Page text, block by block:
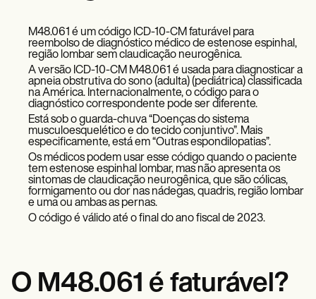
Demos
Training Hub
Webinars
Switch to Carepatron
Become a Partner
Pricing
Why Carepatron?
Get started
M48.061 é um código ICD-10-CM faturável para
reembolso de diagnóstico médico de estenose espinhal,
região lombar sem claudicação neurogênica.
A versão ICD-10-CM M48.061 é usada para diagnosticar a
apneia obstrutiva do sono (adulta) (pediátrica) classificada
na América. Internacionalmente, o código para o
diagnóstico correspondente pode ser diferente.
Está sob o guarda-chuva “Doenças do sistema
musculoesquelético e do tecido conjuntivo”. Mais
especificamente, está em “Outras espondilopatias”.
Os médicos podem usar esse código quando o paciente
tem estenose espinhal lombar, mas não apresenta os
sintomas de claudicação neurogênica, que são cólicas,
formigamento ou dor nas nádegas, quadris, região lombar
e uma ou ambas as pernas.
O código é válido até o final do ano fiscal de 2023.
O M48.061 é faturável?